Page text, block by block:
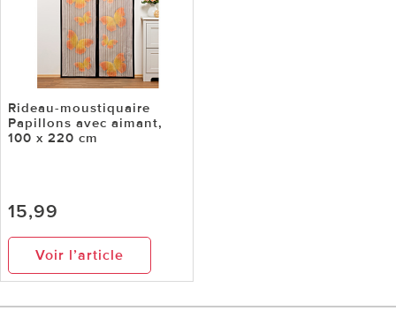
Rideau-moustiquaire
Papillons avec aimant,
100 x 220 cm
15,99
Voir l’article